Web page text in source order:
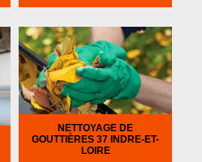
NETTOYAGE DE
GOUTTIÈRES 37 INDRE-ET-
LOIRE